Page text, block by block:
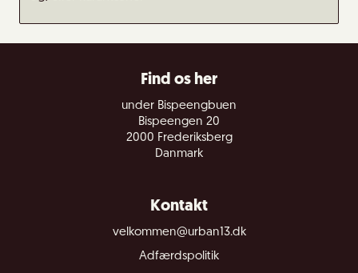
Find os her
under Bispeengbuen
Bispeengen 20
2000 Frederiksberg
Danmark
Kontakt
velkommen@urban13.dk
Adfærdspolitik